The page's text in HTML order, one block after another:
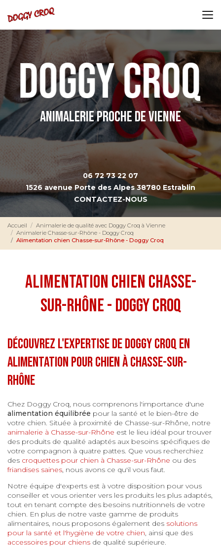
au
contenu
principal
Animalerie proche de Vienne
06 72 73 22 07
1526 avenue Porte des Alpes 38780 Estrablin
CONTACTEZ-NOUS
Accueil
Animalerie de qualité avec Doggy Croq à Vienne
Animalerie Chasse-sur-Rhône - Doggy Croq
Alimentation chien Chasse-sur-Rhône - Doggy Croq
Alimentation chien Chasse-
sur-Rhône - Doggy Croq
Découvrez l'expertise de Doggy Croq en
alimentation pour chien à Chasse-sur-
Rhône
Chez Doggy Croq, nous comprenons l'importance d'une
alimentation équilibrée pour la santé et le bien-être de
votre chien. Située à proximité de Chasse-sur-Rhône, notre
animalerie à Chasse-sur-Rhône est le lieu idéal pour trouver
des produits de qualité adaptés aux besoins spécifiques de
votre compagnon à quatre pattes. Que vous recherchiez
des croquettes pour chien à Chasse-sur-Rhône ou des
friandises saines, nous avons ce qu'il vous faut.
Notre équipe d'experts est à votre disposition pour vous
conseiller et vous orienter vers les produits les plus adaptés,
tout en tenant compte des besoins nutritionnels de votre
chien. En plus de notre vaste gamme de produits
alimentaires, nous proposons également des solutions
pour la santé et l'hygiène de votre chien, ainsi que des
accessoires pour chiens de qualité supérieure.